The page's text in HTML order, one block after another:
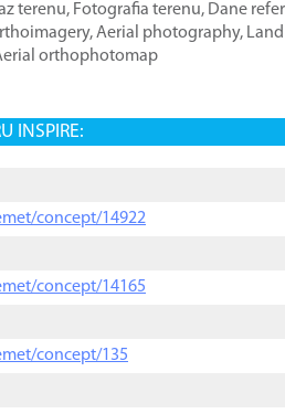
terenu, Fotografia terenu, Dane
,Aerial photography,
orthophotomap
INSPIRE:
concept/14922
concept/14165
concept/135